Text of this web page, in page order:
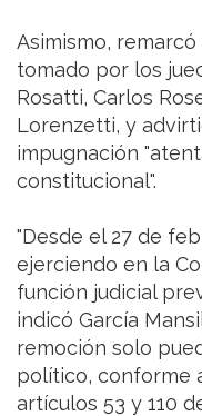
Asimismo,
tomado por los
Rosatti, Carlos
Lorenzetti, y
impugnación
constitucional".
"Desde el 27 de
ejerciendo en la
función judicial
indicó García
remoción solo
político, conforme
artículos 53 y 110